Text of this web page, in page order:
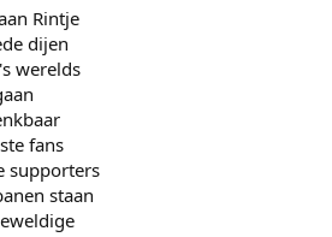
Rintje
dijen
werelds
fans
supporters
staan